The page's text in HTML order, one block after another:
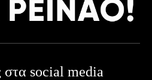
στα social media